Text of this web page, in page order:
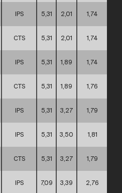
IPS 5,31 2,01 1,74
CTS 5,31 2,01 1,74
IPS 5,31 1,89 1,74
CTS 5,31 1,89 1,76
IPS 5,31 3,27 1,79
IPS 5,31 3,50 1,81
CTS 5,31 3,27 1,79
IPS 7,09 3,39 2,76